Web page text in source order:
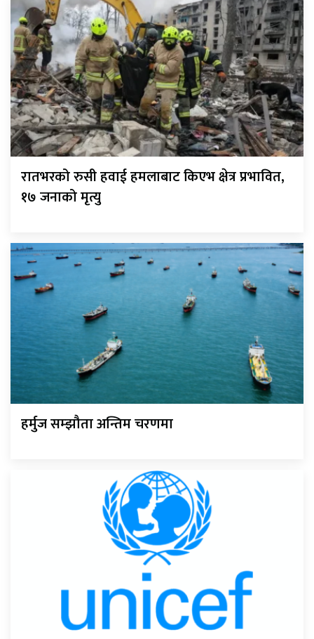
रातभरको रुसी हवाई हमलाबाट किएभ क्षेत्र प्रभावित,
१७ जनाको मृत्यु
हर्मुज सम्झौता अन्तिम चरणमा